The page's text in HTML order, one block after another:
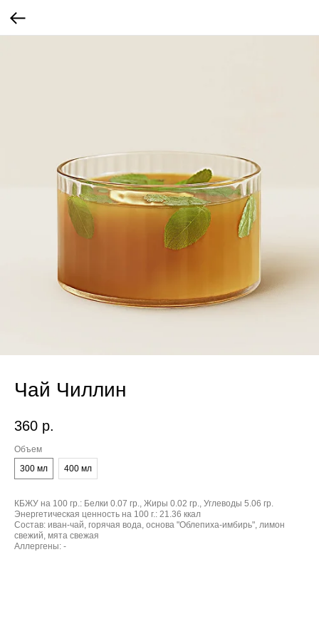
Чай Чиллин
360 р.
Объем
300 мл
400 мл
КБЖУ на 100 гр.: Белки 0.07 гр., Жиры 0.02 гр., Углеводы 5.06 гр.
Энергетическая ценность на 100 г.: 21.36 ккал
Состав: иван-чай, горячая вода, основа "Облепиха-имбирь", лимон
свежий, мята свежая
Аллергены: -